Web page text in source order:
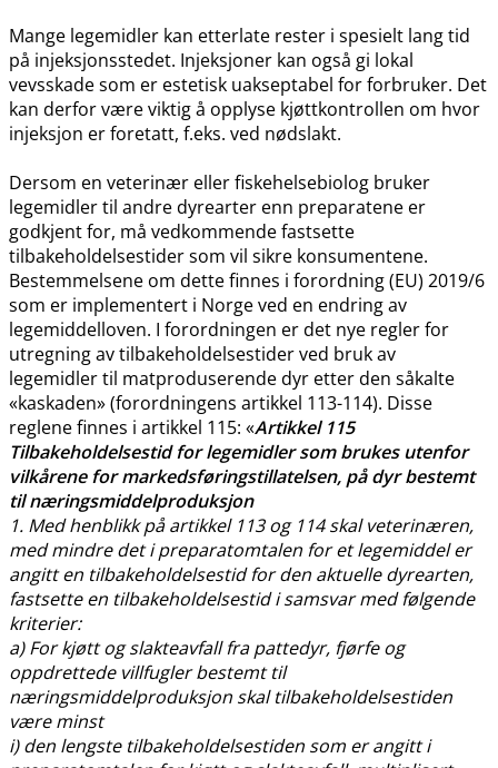
Mange legemidler kan etterlate rester i spesielt lang tid
på injeksjonsstedet. Injeksjoner kan også gi lokal
vevsskade som er estetisk uakseptabel for forbruker. Det
kan derfor være viktig å opplyse kjøttkontrollen om hvor
injeksjon er foretatt, f.eks. ved nødslakt.
Dersom en veterinær eller fiskehelsebiolog bruker
legemidler til andre dyrearter enn preparatene er
godkjent for, må vedkommende fastsette
tilbakeholdelsestider som vil sikre konsumentene.
Bestemmelsene om dette finnes i forordning (EU) 2019/6
som er implementert i Norge ved en endring av
legemiddelloven. I forordningen er det nye regler for
utregning av tilbakeholdelsestider ved bruk av
legemidler til matproduserende dyr etter den såkalte
«kaskaden» (forordningens artikkel 113-114). Disse
reglene finnes i artikkel 115: «Artikkel 115
Tilbakeholdelsestid for legemidler som brukes utenfor
vilkårene for markedsføringstillatelsen, på dyr bestemt
til næringsmiddelproduksjon
1. Med henblikk på artikkel 113 og 114 skal veterinæren,
med mindre det i preparatomtalen for et legemiddel er
angitt en tilbakeholdelsestid for den aktuelle dyrearten,
fastsette en tilbakeholdelsestid i samsvar med følgende
kriterier:
a) For kjøtt og slakteavfall fra pattedyr, fjørfe og
oppdrettede villfugler bestemt til
næringsmiddelproduksjon skal tilbakeholdelsestiden
være minst
i) den lengste tilbakeholdelsestiden som er angitt i